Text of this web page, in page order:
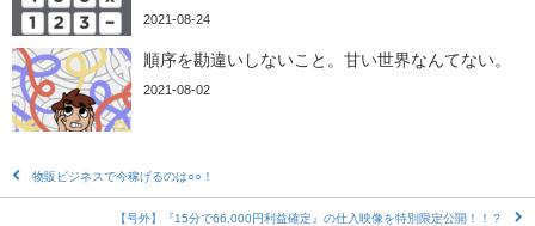
2021-08-24
順序を勘違いしないこと。甘い世界なんてない。
2021-08-02
物販ビジネスで今稼げるのは○○！
【号外】『15分で66,000円利益確定』の仕入映像を特別限定公開！！？